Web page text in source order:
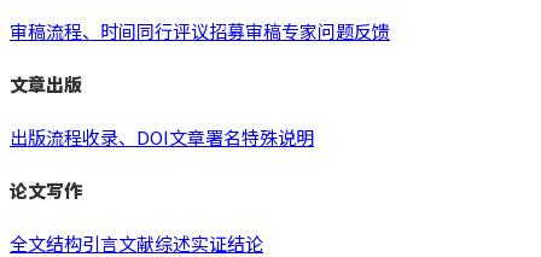
审稿流程、时间同行评议招募审稿专家问题反馈
文章出版
出版流程收录、DOI文章署名特殊说明
论文写作
全文结构引言文献综述实证结论